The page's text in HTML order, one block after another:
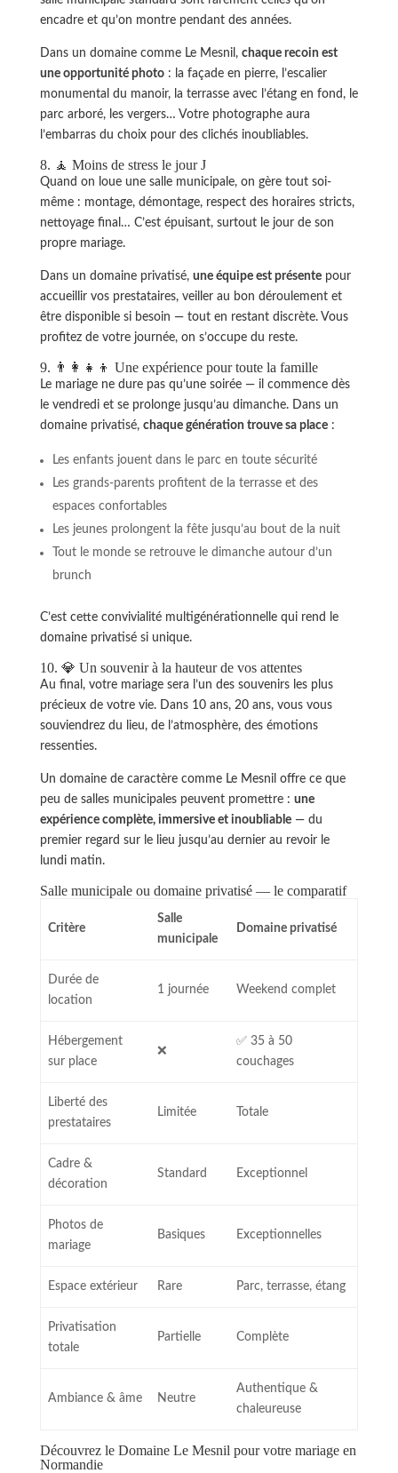
encadre et qu’on montre pendant des années.
Dans un domaine comme Le Mesnil, chaque recoin est
une opportunité photo: la façade en pierre, l’escalier
monumental du manoir, la terrasse avec l’étang en fond, le
parc arboré, les vergers… Votre photographe aura
l’embarras du choix pour des clichés inoubliables.
8. 🧘 Moins de stress le jour J
Quand on loue une salle municipale, on gère tout soi-
même : montage, démontage, respect des horaires stricts,
nettoyage final… C’est épuisant, surtout le jour de son
propre mariage.
Dans un domaine privatisé, une équipe est présentepour
accueillir vos prestataires, veiller au bon déroulement et
être disponible si besoin — tout en restant discrète. Vous
profitez de votre journée, on s’occupe du reste.
9. 👨‍👩‍👧‍👦 Une expérience pour toute la famille
Le mariage ne dure pas qu’une soirée — il commence dès
le vendredi et se prolonge jusqu’au dimanche. Dans un
domaine privatisé, chaque génération trouve sa place:
Les enfants jouent dans le parc en toute sécurité
Les grands-parents profitent de la terrasse et des
espaces confortables
Les jeunes prolongent la fête jusqu’au bout de la nuit
Tout le monde se retrouve le dimanche autour d’un
brunch
C’est cette convivialité multigénérationnelle qui rend le
domaine privatisé si unique.
10. 💎 Un souvenir à la hauteur de vos attentes
Au final, votre mariage sera l’un des souvenirs les plus
précieux de votre vie. Dans 10 ans, 20 ans, vous vous
souviendrez du lieu, de l’atmosphère, des émotions
ressenties.
Un domaine de caractère comme Le Mesnil offre ce que
peu de salles municipales peuvent promettre : une
expérience complète, immersive et inoubliable— du
premier regard sur le lieu jusqu’au dernier au revoir le
lundi matin.
Salle municipale ou domaine privatisé — le comparatif
Critère
Salle
municipale
Domaine privatisé
Durée de
location
1 journée Weekend complet
Hébergement
sur place
❌
✅ 35 à 50
couchages
Liberté des
prestataires
Limitée Totale
Cadre &
décoration
Standard Exceptionnel
Photos de
mariage
Basiques Exceptionnelles
Espace extérieur Rare Parc, terrasse, étang
Privatisation
totale
Partielle Complète
Ambiance & âme Neutre
Authentique &
chaleureuse
Découvrez le Domaine Le Mesnil pour votre mariage en
Normandie